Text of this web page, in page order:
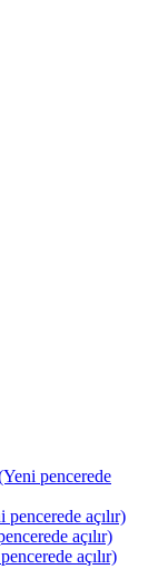
pencerede
açılır)
açılır)
açılır)